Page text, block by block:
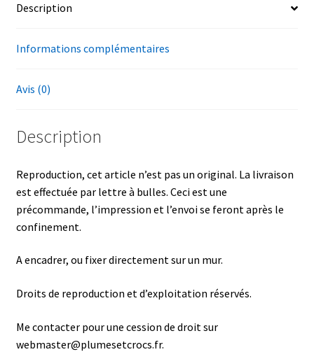
Description
Informations complémentaires
Avis (0)
Description
Reproduction, cet article n’est pas un original. La livraison
est effectuée par lettre à bulles. Ceci est une
précommande, l’impression et l’envoi se feront après le
confinement.
A encadrer, ou fixer directement sur un mur.
Droits de reproduction et d’exploitation réservés.
Me contacter pour une cession de droit sur
webmaster@plumesetcrocs.fr.